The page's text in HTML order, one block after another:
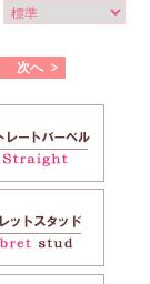
次へ